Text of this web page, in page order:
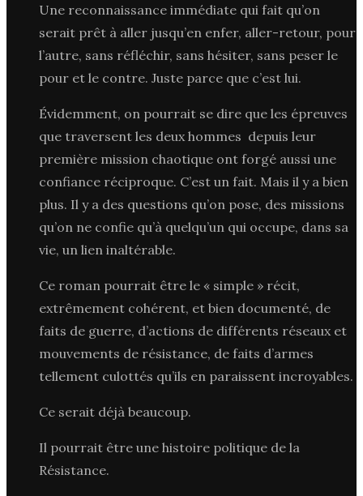
Une reconnaissance immédiate qui fait qu’on
serait prêt à aller jusqu’en enfer, aller-retour, pour
l’autre, sans réfléchir, sans hésiter, sans peser le
pour et le contre. Juste parce que c’est lui.
Évidemment, on pourrait se dire que les épreuves
que traversent les deux hommes depuis leur
première mission chaotique ont forgé aussi une
confiance réciproque. C’est un fait. Mais il y a bien
plus. Il y a des questions qu’on pose, des missions
qu’on ne confie qu’à quelqu’un qui occupe, dans sa
vie, un lien inaltérable.
Ce roman pourrait être le « simple » récit,
extrêmement cohérent, et bien documenté, de
faits de guerre, d’actions de différents réseaux et
mouvements de résistance, de faits d’armes
tellement culottés qu’ils en paraissent incroyables.
Ce serait déjà beaucoup.
Il pourrait être une histoire politique de la
Résistance.